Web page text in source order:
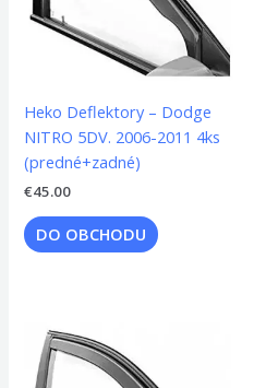
Heko Deflektory – Dodge
NITRO 5DV. 2006-2011 4ks
(predné+zadné)
€45.00
DO OBCHODU